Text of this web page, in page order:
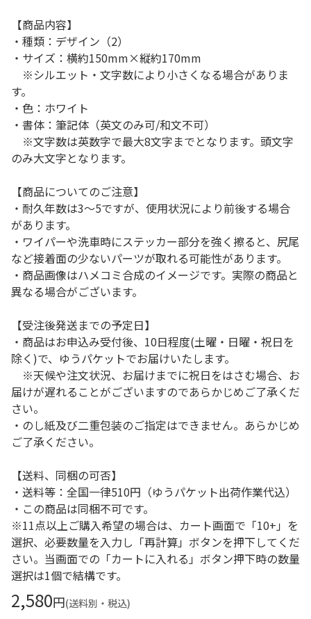
【商品内容】
・種類：デザイン（2）
・サイズ：横約150mm×縦約170mm
※シルエット・文字数により小さくなる場合がありま
す。
・色：ホワイト
・書体：筆記体（英文のみ可/和文不可）
※文字数は英数字で最大8文字までとなります。頭文字
のみ大文字となります。
【商品についてのご注意】
・耐久年数は3～5ですが、使用状況により前後する場合
があります。
・ワイパーや洗車時にステッカー部分を強く擦ると、尻尾
など接着面の少ないパーツが取れる可能性があります。
・商品画像はハメコミ合成のイメージです。実際の商品と
異なる場合がございます。
【受注後発送までの予定日】
・商品はお申込み受付後、10日程度(土曜・日曜・祝日を
除く)で、ゆうパケットでお届けいたします。
※天候や注文状況、お届けまでに祝日をはさむ場合、お
届けが遅れることがございますのであらかじめご了承くだ
さい。
・のし紙及び二重包装のご指定はできません。あらかじめ
ご了承ください。
【送料、同梱の可否】
・送料等：全国一律510円（ゆうパケット出荷作業代込）
・この商品は同梱不可です。
※11点以上ご購入希望の場合は、カート画面で「10+」を
選択、必要数量を入力し「再計算」ボタンを押下してくだ
さい。当画面での「カートに入れる」ボタン押下時の数量
選択は1個で結構です。
2,580円(送料別・税込)